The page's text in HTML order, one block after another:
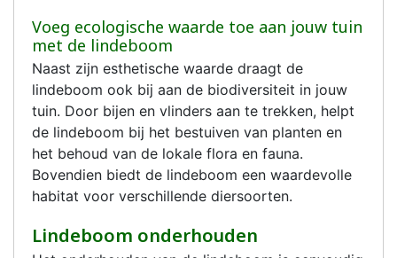
Voeg ecologische waarde toe aan jouw tuin
met de lindeboom
Naast zijn esthetische waarde draagt de
lindeboom ook bij aan de biodiversiteit in jouw
tuin. Door bijen en vlinders aan te trekken, helpt
de lindeboom bij het bestuiven van planten en
het behoud van de lokale flora en fauna.
Bovendien biedt de lindeboom een waardevolle
habitat voor verschillende diersoorten.
Lindeboom onderhouden